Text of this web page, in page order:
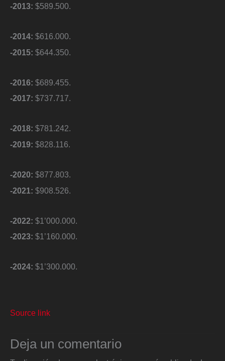
-2013: $589.500.
-2014: $616.000.
-2015: $644.350.
-2016: $689.455.
-2017: $737.717.
-2018: $781.242.
-2019: $828.116.
-2020: $877.803.
-2021: $908.526.
-2022: $1’000.000.
-2023: $1’160.000.
-2024: $1’300.000.
Source link
Deja un comentario